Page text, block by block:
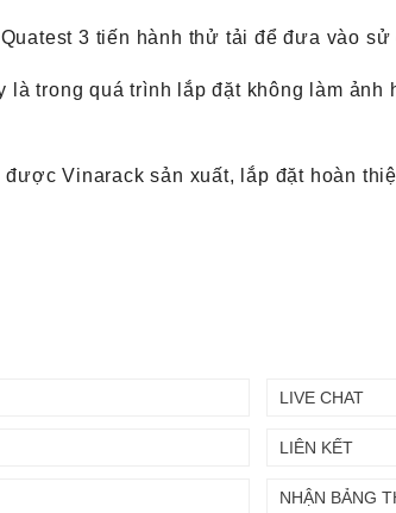
3 tiến hành thử tải để đưa vào
trong quá trình lắp đặt không làm
Vinarack sản xuất, lắp đặt hoàn
LIVE CHAT
LIÊN KẾT
NHẬN BẢNG